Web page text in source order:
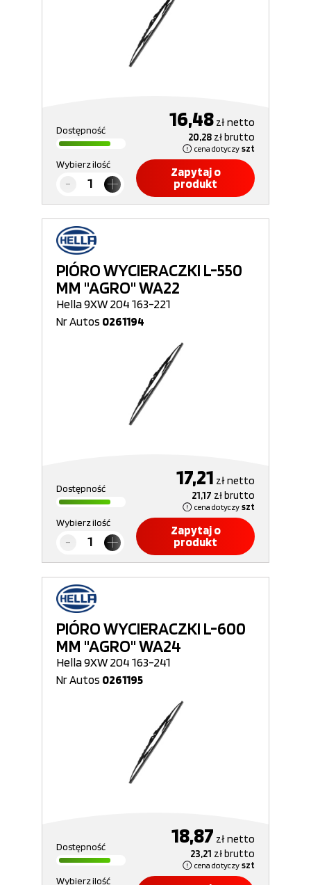
Dostępność 16,48 złnetto
20,28 złbrutto
cena dotyczy szt
Wybierz ilość
Zapytaj o
produkt
PIÓRO WYCIERACZKI L-550
MM "AGRO" WA22
Hella 9XW 204 163-221
Nr Autos 0261194
Dostępność 17,21 złnetto
21,17 złbrutto
cena dotyczy szt
Wybierz ilość
Zapytaj o
produkt
PIÓRO WYCIERACZKI L-600
MM "AGRO" WA24
Hella 9XW 204 163-241
Nr Autos 0261195
Dostępność 18,87 złnetto
23,21 złbrutto
cena dotyczy szt
Wybierz ilość